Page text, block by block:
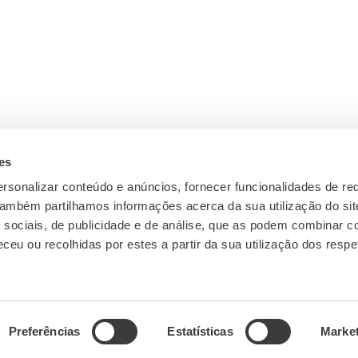
conteúdo e anúncios, fornecer funcionalidades de
partilhamos informações acerca da sua utilização do
de publicidade e de análise, que as podem combinar
ou recolhidas por estes a partir da sua utilização dos
Preferências Estatísticas